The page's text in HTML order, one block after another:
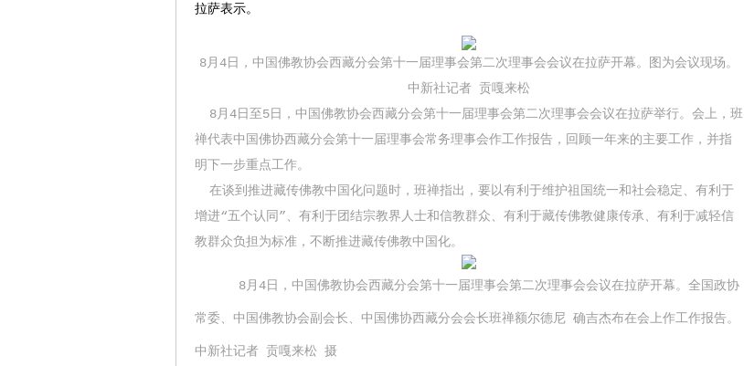
拉萨表示。
8月4日，中国佛教协会西藏分会第十一届理事会第二次理事会会议在拉萨开幕。图为会议现场。
中新社记者 贡嘎来松
8月4日至5日，中国佛教协会西藏分会第十一届理事会第二次理事会会议在拉萨举行。会上，班
禅代表中国佛协西藏分会第十一届理事会常务理事会作工作报告，回顾一年来的主要工作，并指
明下一步重点工作。
在谈到推进藏传佛教中国化问题时，班禅指出，要以有利于维护祖国统一和社会稳定、有利于
增进“五个认同”、有利于团结宗教界人士和信教群众、有利于藏传佛教健康传承、有利于减轻信
教群众负担为标准，不断推进藏传佛教中国化。
8月4日，中国佛教协会西藏分会第十一届理事会第二次理事会会议在拉萨开幕。全国政协
常委、中国佛教协会副会长、中国佛协西藏分会会长班禅额尔德尼 确吉杰布在会上作工作报告。
中新社记者 贡嘎来松 摄